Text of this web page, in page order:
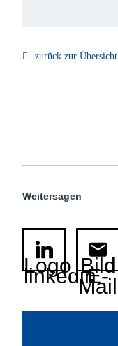
zurück zur Übersicht
Weitersagen
Logo
linkedinBild
E-
Mail